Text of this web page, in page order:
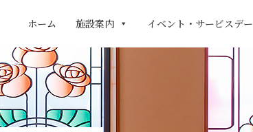
ホーム 施設案内 イベント・サービスデー